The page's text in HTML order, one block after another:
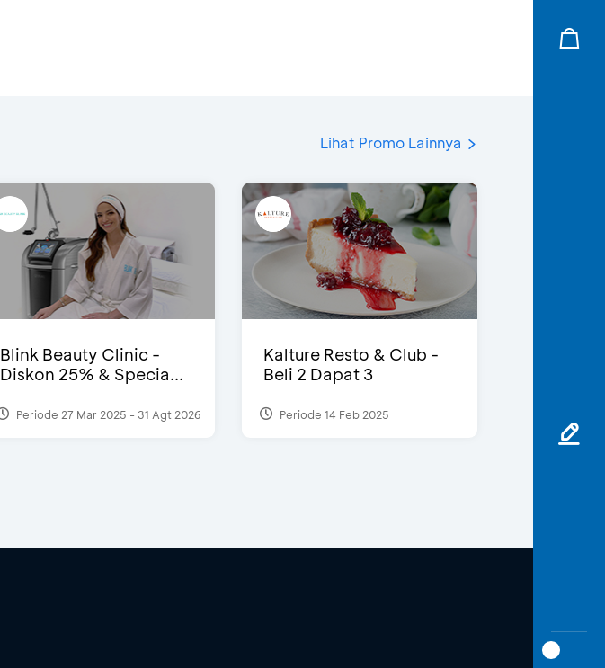
Lihat Promo Lainnya
Blink Beauty Clinic -
Diskon 25% & Specia...
Periode 27 Mar 2025 - 31 Agt 2026
Kalture Resto & Club -
Beli 2 Dapat 3
Periode 14 Feb 2025